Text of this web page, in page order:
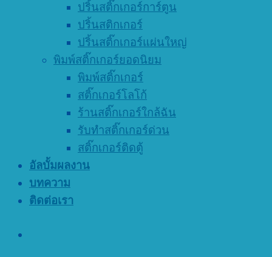
ปริ้นสติ๊กเกอร์การ์ตูน
ปริ้นสติกเกอร์
ปริ้นสติ๊กเกอร์แผ่นใหญ่
พิมพ์สติ๊กเกอร์ยอดนิยม
พิมพ์สติ๊กเกอร์
สติ๊กเกอร์โลโก้
ร้านสติ๊กเกอร์ใกล้ฉัน
รับทำสติ๊กเกอร์ด่วน
สติ๊กเกอร์ติดตู้
อัลบั้มผลงาน
บทความ
ติดต่อเรา